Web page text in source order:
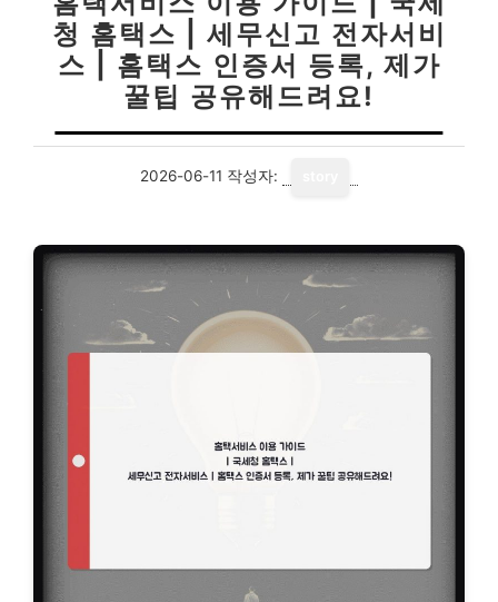
청 홈택스 | 세무신고 전자서비
스 | 홈택스 인증서 등록, 제가
꿀팁 공유해드려요!
2026-06-11 작성자: